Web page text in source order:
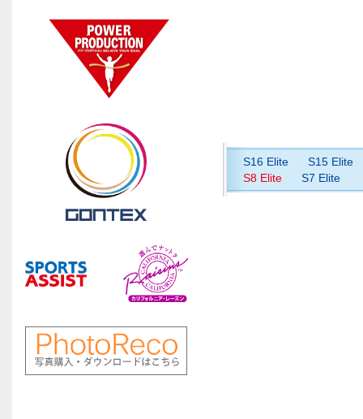
S16 Elite
S15 Elite
S8 Elite
S7 Elite